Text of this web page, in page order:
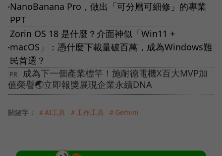
● NanoBanana Pro，做出「可分層可細修」的專業
PPT
●
Zorin OS 18 是什麼？介面神似「Win11 +
macOS」：憑什麼下載量破百萬，成為Windows難
民首選？
成為下一個產業標竿！施耐德電機X百大MVP加
值榮譽🌏立即報獎展現企業永續DNA
關鍵字： ＃AI工具 ＃工作工具 ＃Gemini